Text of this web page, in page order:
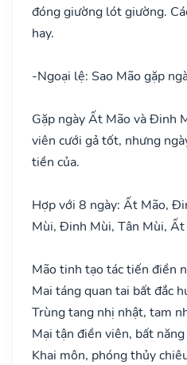
đóng giường lót giường.
hay.
-Ngoại lệ: Sao Mão gặp
Gặp ngày Ất Mão và Đinh
viên cưới gả tốt, nhưng
tiền của.
Hợp với 8 ngày: Ất Mão,
Mùi, Đinh Mùi, Tân Mùi, Ất
Mão tinh tạo tác tiến điền
Mai táng quan tai bất đắc
Trùng tang nhị nhật, tam
Mại tận điền viên, bất
Khai môn, phóng thủy